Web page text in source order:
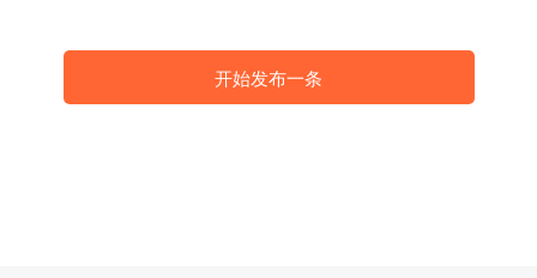
开始发布一条